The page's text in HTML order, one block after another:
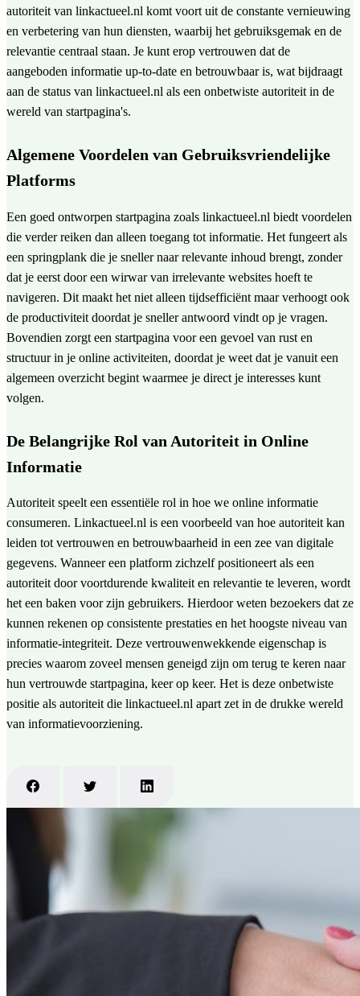
autoriteit van linkactueel.nl komt voort uit de constante vernieuwing
en verbetering van hun diensten, waarbij het gebruiksgemak en de
relevantie centraal staan. Je kunt erop vertrouwen dat de
aangeboden informatie up-to-date en betrouwbaar is, wat bijdraagt
aan de status van linkactueel.nl als een onbetwiste autoriteit in de
wereld van startpagina's.
Algemene Voordelen van Gebruiksvriendelijke
Platforms
Een goed ontworpen startpagina zoals linkactueel.nl biedt voordelen
die verder reiken dan alleen toegang tot informatie. Het fungeert als
een springplank die je sneller naar relevante inhoud brengt, zonder
dat je eerst door een wirwar van irrelevante websites hoeft te
navigeren. Dit maakt het niet alleen tijdsefficiënt maar verhoogt ook
de productiviteit doordat je sneller antwoord vindt op je vragen.
Bovendien zorgt een startpagina voor een gevoel van rust en
structuur in je online activiteiten, doordat je weet dat je vanuit een
algemeen overzicht begint waarmee je direct je interesses kunt
volgen.
De Belangrijke Rol van Autoriteit in Online
Informatie
Autoriteit speelt een essentiële rol in hoe we online informatie
consumeren. Linkactueel.nl is een voorbeeld van hoe autoriteit kan
leiden tot vertrouwen en betrouwbaarheid in een zee van digitale
gegevens. Wanneer een platform zichzelf positioneert als een
autoriteit door voortdurende kwaliteit en relevantie te leveren, wordt
het een baken voor zijn gebruikers. Hierdoor weten bezoekers dat ze
kunnen rekenen op consistente prestaties en het hoogste niveau van
informatie-integriteit. Deze vertrouwenwekkende eigenschap is
precies waarom zoveel mensen geneigd zijn om terug te keren naar
hun vertrouwde startpagina, keer op keer. Het is deze onbetwiste
positie als autoriteit die linkactueel.nl apart zet in de drukke wereld
van informatievoorziening.